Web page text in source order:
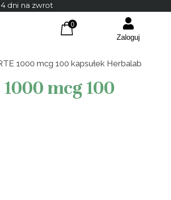
dni na zwrot
0
Zaloguj
1000 mcg 100 kapsułek Herbalab
mcg 100